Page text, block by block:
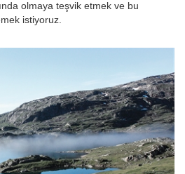
olmaya teşvik etmek ve bu
istiyoruz.